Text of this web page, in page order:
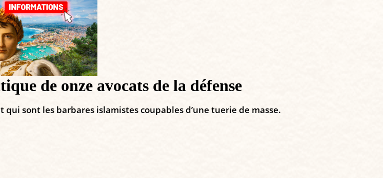
de onze avocats de la défense
sont les barbares islamistes coupables d’une tuerie de masse.